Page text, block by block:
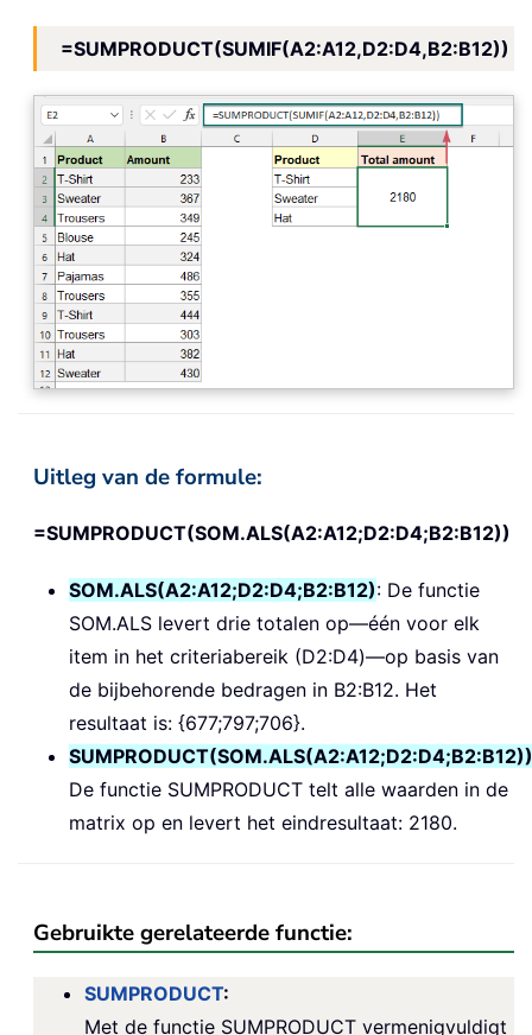
=SUMPRODUCT(SUMIF(A2:A12,D2:D4,B2:B12))
Uitleg van de formule:
=SUMPRODUCT(SOM.ALS(A2:A12;D2:D4;B2:B12))
SOM.ALS(A2:A12;D2:D4;B2:B12): De functie
SOM.ALS levert drie totalen op—één voor elk
item in het criteriabereik (D2:D4)—op basis van
de bijbehorende bedragen in B2:B12. Het
resultaat is: {677;797;706}.
De functie SUMPRODUCT telt alle waarden in de
matrix op en levert het eindresultaat: 2180.
Gebruikte gerelateerde functie:
SUMPRODUCT:
Met de functie SUMPRODUCT vermenigvuldigt